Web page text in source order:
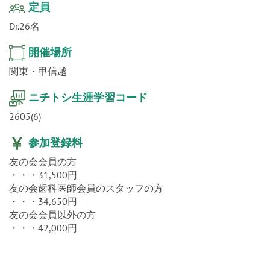
定員
Dr.26名
開催場所
関東・甲信越
ニチトシ生涯学習コード
2605(6)
参加登録料
友の会会員の方
・・・31,500円
友の会歯科医師会員のスタッフの方
・・・34,650円
友の会会員以外の方
・・・42,000円